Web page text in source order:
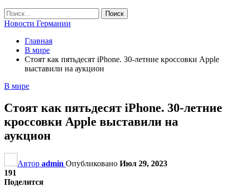
Новости Германии
Главная
В мире
Стоят как пятьдесят iPhone. 30-летние кроссовки Apple
выставили на аукцион
В мире
Стоят как пятьдесят iPhone. 30-летние
кроссовки Apple выставили на
аукцион
Автор admin Опубликовано Июл 29, 2023
191
Поделится